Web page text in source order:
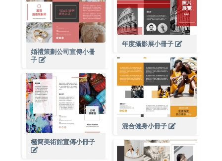
婚禮策劃公司宣傳小冊
子
極簡美術館宣傳小冊子
年度攝影展小冊子
混合健身小冊子